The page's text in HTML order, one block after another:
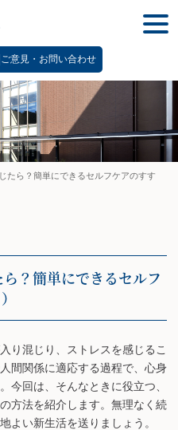
ご意見・お問い合わせ
たら？簡単にできるセルフケアのすす
？簡単にできるセルフ
り混じり、ストレスを感じるこ
間関係に適応する過程で、心身
今回は、そんなときに役立つ、
方法を紹介します。無理なく続
よい新生活を送りましょう。